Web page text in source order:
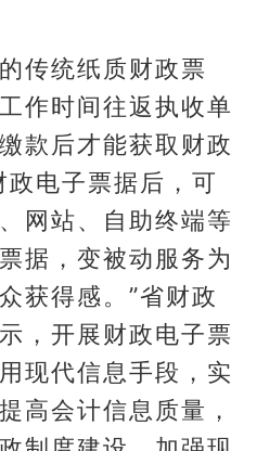
统纸质财政票
作时间往返执收单
款后才能获取财政
政电子票据后，可
网站、自助终端等
据，变被动服务为
获得感。”省财政
，开展财政电子票
现代信息手段，实
高会计信息质量，